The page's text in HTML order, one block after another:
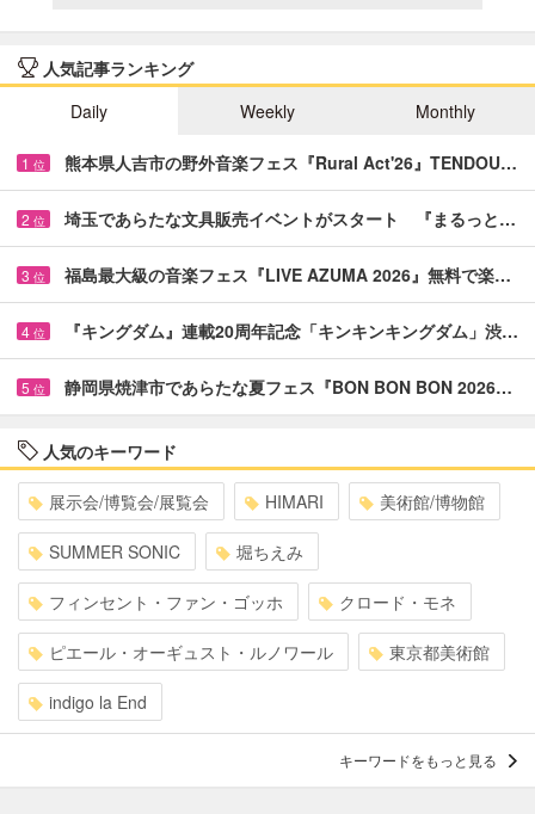
人気記事ランキング
Daily
Weekly Monthly
1 位 熊本県人吉市の野外音楽フェス『Rural Act'26』TENDOU…
2 位 埼玉であらたな文具販売イベントがスタート 『まるっと…
3 位 福島最大級の音楽フェス『LIVE AZUMA 2026』無料で楽…
4 位 『キングダム』連載20周年記念「キンキンキングダム」渋…
5 位 静岡県焼津市であらたな夏フェス『BON BON BON 2026…
人気のキーワード
展示会/博覧会/展覧会 HIMARI 美術館/博物館
SUMMER SONIC 堀ちえみ
フィンセント・ファン・ゴッホ クロード・モネ
ピエール・オーギュスト・ルノワール 東京都美術館
indigo la End
キーワードをもっと見る